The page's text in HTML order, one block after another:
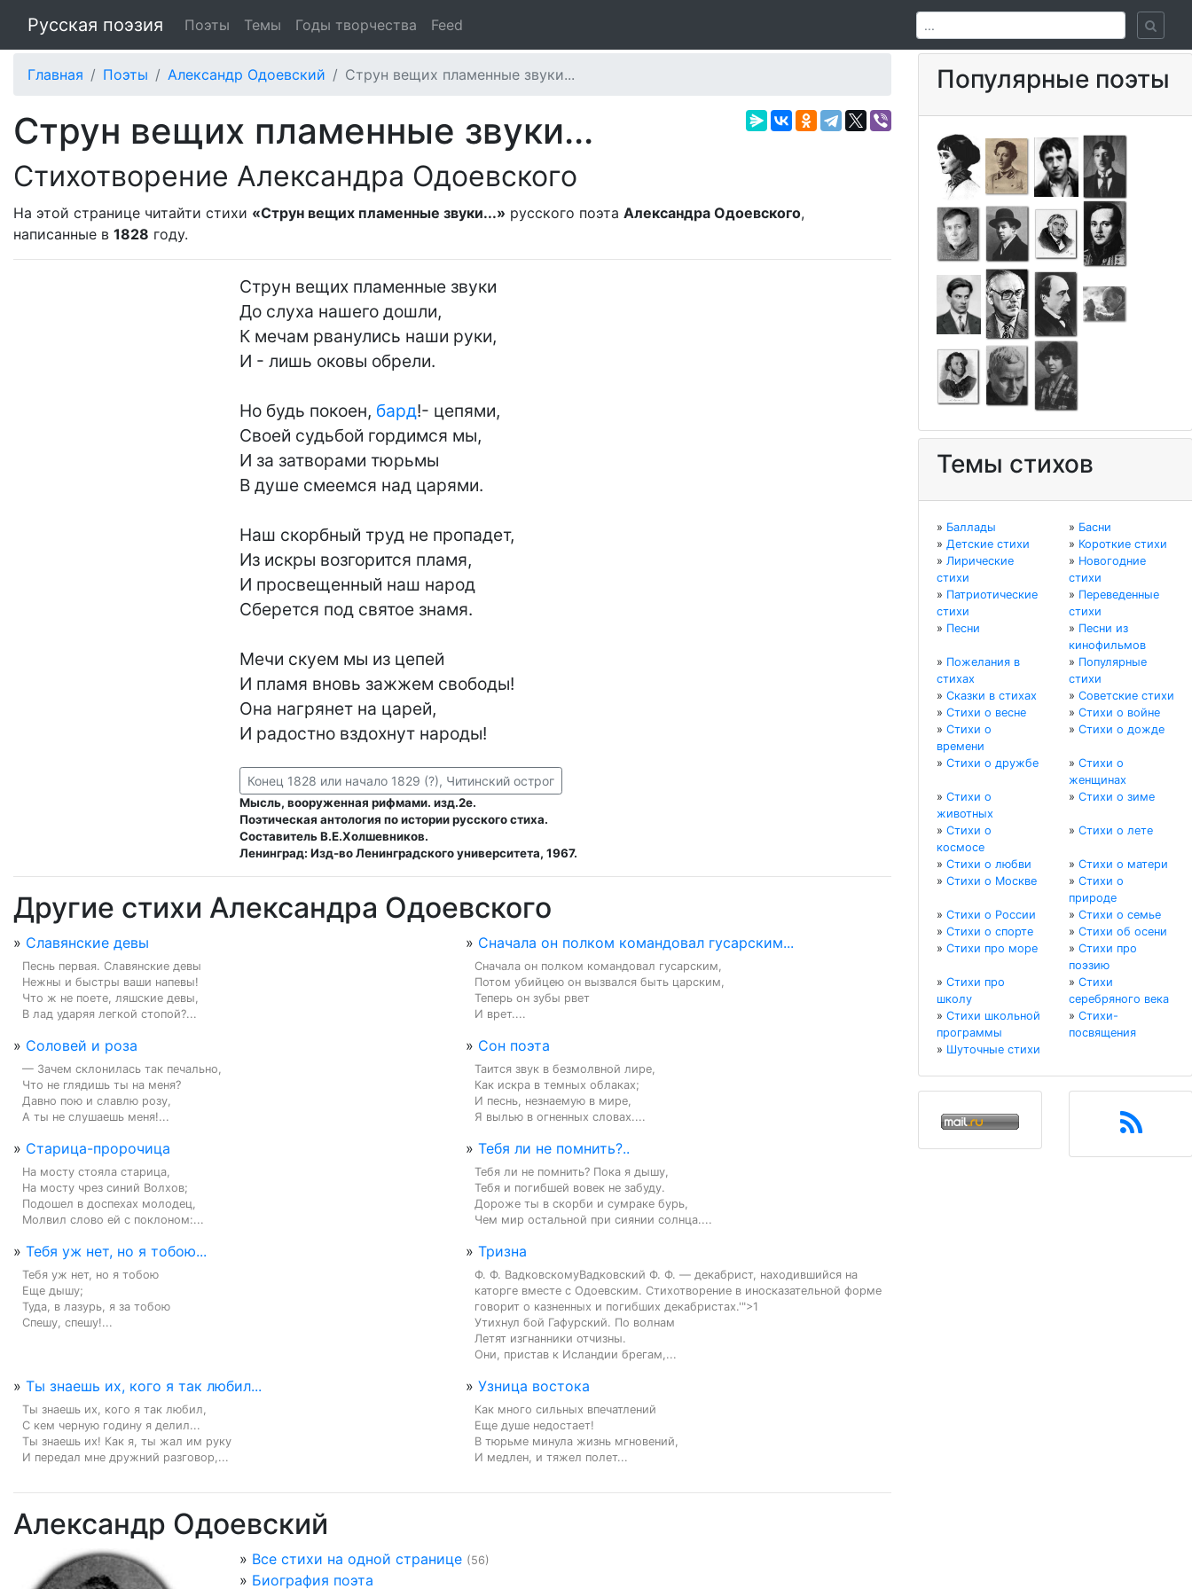
Русская поэзия Поэты Темы Годы творчества Feed
Главная Поэты Александр Одоевский Струн вещих пламенные звуки...
Струн вещих пламенные звуки...
Стихотворение Александра Одоевского
На этой странице читайти стихи «Струн вещих пламенные звуки...» русского поэта Александра Одоевского,
написанные в 1828 году.
Струн вещих пламенные звуки
До слуха нашего дошли,
К мечам рванулись наши руки,
И - лишь оковы обрели.
Но будь покоен, бард!- цепями,
Своей судьбой гордимся мы,
И за затворами тюрьмы
В душе смеемся над царями.
Наш скорбный труд не пропадет,
Из искры возгорится пламя,
И просвещенный наш народ
Сберется под святое знамя.
Мечи скуем мы из цепей
И пламя вновь зажжем свободы!
Она нагрянет на царей,
И радостно вздохнут народы!
Конец 1828 или начало 1829 (?), Читинский острог
Мысль, вооруженная рифмами. изд.2е.
Поэтическая антология по истории русского стиха.
Составитель В.Е.Холшевников.
Ленинград: Изд-во Ленинградского университета, 1967.
Другие стихи Александра Одоевского
» Славянские девы
Песнь первая. Славянские девы
Нежны и быстры ваши напевы!
Что ж не поете, ляшские девы,
В лад ударяя легкой стопой?...
» Сначала он полком командовал гусарским...
Сначала он полком командовал гусарским,
Потом убийцею он вызвался быть царским,
Теперь он зубы рвет
И врет....
» Соловей и роза
— Зачем склонилась так печально,
Что не глядишь ты на меня?
Давно пою и славлю розу,
А ты не слушаешь меня!...
» Сон поэта
Таится звук в безмолвной лире,
Как искра в темных облаках;
И песнь, незнаемую в мире,
Я вылью в огненных словах....
» Старица-пророчица
На мосту стояла старица,
На мосту чрез синий Волхов;
Подошел в доспехах молодец,
Молвил слово ей с поклоном:...
» Тебя ли не помнить?..
Тебя ли не помнить? Пока я дышу,
Тебя и погибшей вовек не забуду.
Дороже ты в скорби и сумраке бурь,
Чем мир остальной при сиянии солнца....
» Тебя уж нет, но я тобою...
Тебя уж нет, но я тобою
Еще дышу;
Туда, в лазурь, я за тобою
Спешу, спешу!...
» Тризна
Ф. Ф. ВадковскомуВадковский Ф. Ф. — декабрист, находившийся на
каторге вместе с Одоевским. Стихотворение в иносказательной форме
говорит о казненных и погибших декабристах.'">1
Утихнул бой Гафурский. По волнам
Летят изгнанники отчизны.
Они, пристав к Исландии брегам,...
» Ты знаешь их, кого я так любил...
Ты знаешь их, кого я так любил,
С кем черную годину я делил...
Ты знаешь их! Как я, ты жал им руку
И передал мне дружний разговор,...
» Узница востока
Как много сильных впечатлений
Еще душе недостает!
В тюрьме минула жизнь мгновений,
И медлен, и тяжел полет...
Александр Одоевский
» Все стихи на одной странице (56)
» Биография поэта
Популярные поэты
Темы стихов
» Баллады » Басни
» Детские стихи » Короткие стихи
» Лирические
стихи
» Новогодние
стихи
» Патриотические
стихи
» Переведенные
стихи
» Песни » Песни из
кинофильмов
» Пожелания в
стихах
» Популярные
стихи
» Сказки в стихах » Советские стихи
» Стихи о весне » Стихи о войне
» Стихи о
времени
» Стихи о дожде
» Стихи о дружбе » Стихи о
женщинах
» Стихи о
животных
» Стихи о зиме
» Стихи о
космосе
» Стихи о лете
» Стихи о любви » Стихи о матери
» Стихи о Москве » Стихи о
природе
» Стихи о России » Стихи о семье
» Стихи о спорте » Стихи об осени
» Стихи про море » Стихи про
поэзию
» Стихи про
школу
» Стихи
серебряного века
» Стихи школьной
программы
» Стихи-
посвящения
» Шуточные стихи